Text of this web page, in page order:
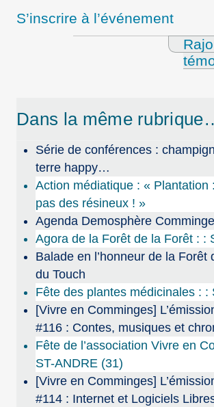
S’inscrire à l’événement
Dans la même
Série de conférences :
terre happy…
Action médiatique : « Plantation
pas des résineux ! »
Agenda Demosphère
Agora de la Forêt de la Forêt : :
Balade en l’honneur de la Forêt
du Touch
Fête des plantes médicinales : :
[Vivre en Comminges]
#116 : Contes, musiques et
Fête de l’association Vivre en
ST-ANDRE (31)
[Vivre en Comminges]
#114 : Internet et Logiciels